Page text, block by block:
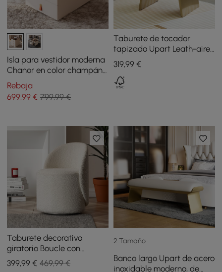
Isla para vestidor moderna
Chanor en color champán
con cómoda y baúl de 6
cajones, almacenamiento
para joyas
Rebaja
699,99 € 799,99 €
Taburete de tocador
tapizado Upart Leath-aire
con marco dorado
319,99€
Taburete decorativo
giratorio Boucle con
respaldo redondo
399,99 € 469,99 €
2 Tamaño
Banco largo Upart de acero
inoxidable moderno, de